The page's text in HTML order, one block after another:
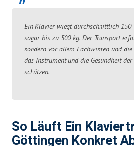
Ein Klavier wiegt durchschnittlich
sogar bis zu 500 kg. Der Transport
sondern vor allem Fachwissen und
das Instrument und die Gesundheit der
schützen.
So Läuft Ein
Göttingen Konkret